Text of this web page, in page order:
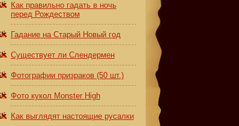
Как правильно гадать в ночь
перед Рождеством
Гадание на Старый Новый год
Существует ли Слендермен
Фотографии призраков (50 шт.)
Фото кукол Monster High
Как выглядят настоящие русалки